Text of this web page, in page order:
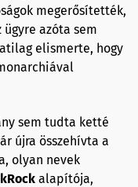
megerősítették,
azóta sem
elismerte, hogy
sem tudta ketté
újra összehívta a
olyan nevek
alapítója,